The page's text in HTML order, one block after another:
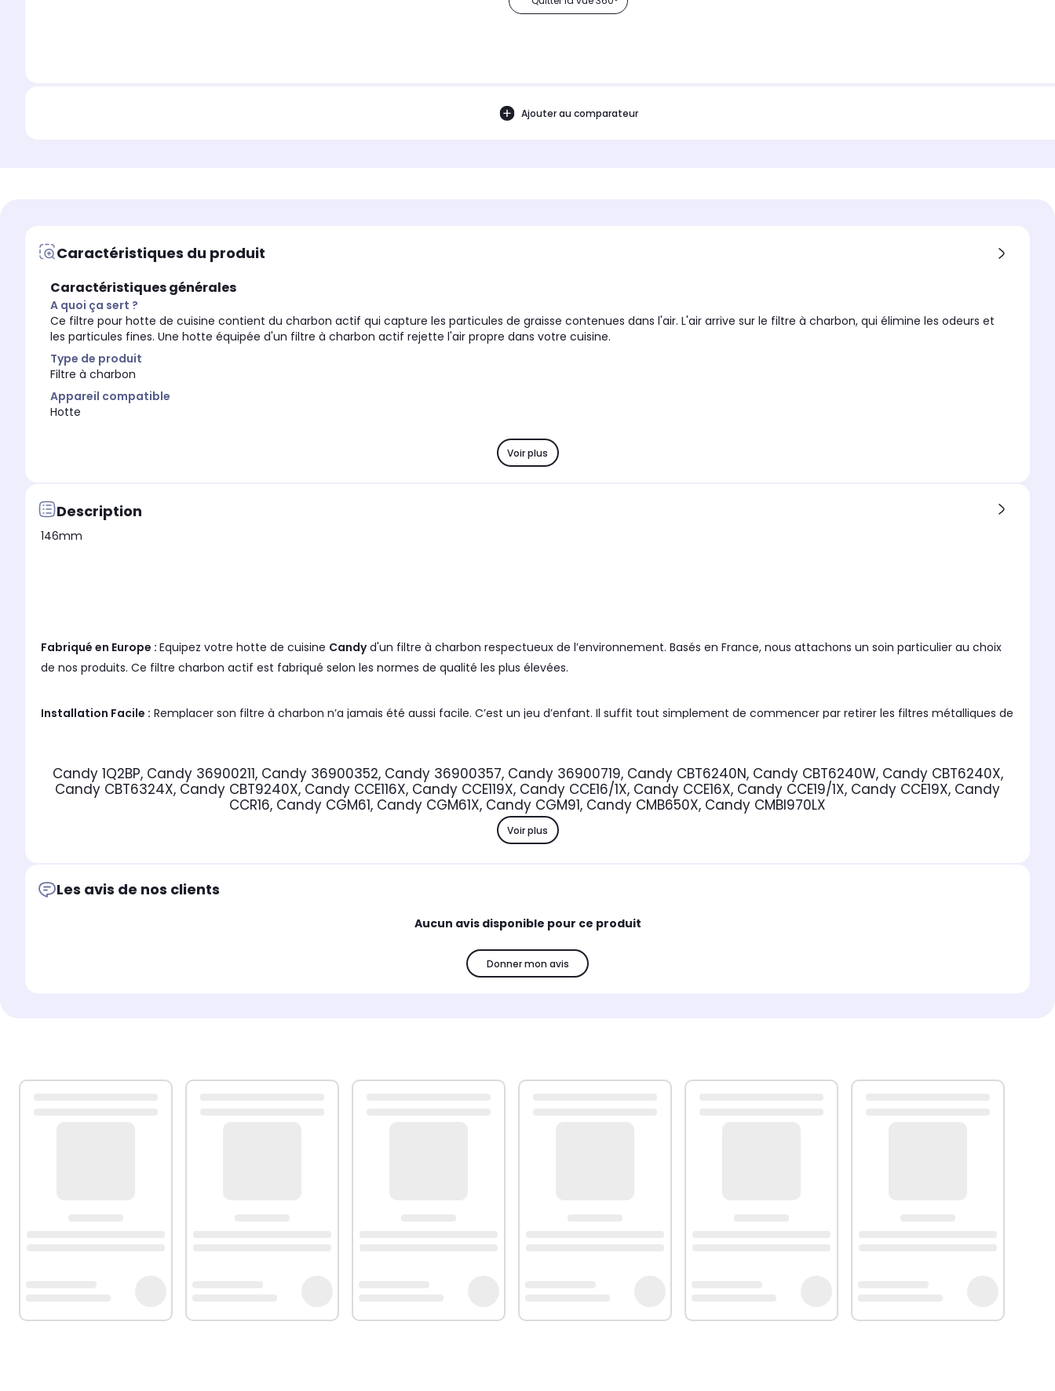
Ajouter au comparateur
Caractéristiques du produit
Caractéristiques générales
A quoi ça sert ?
Ce filtre pour hotte de cuisine contient du charbon actif qui capture les particules de graisse contenues dans l'air. L'air arrive sur le filtre à charbon, qui élimine les odeurs et
les particules fines. Une hotte équipée d'un filtre à charbon actif rejette l'air propre dans votre cuisine.
Type de produit
Filtre à charbon
Appareil compatible
Hotte
Voir plus
Description
146mm
Fabriqué en Europe : Equipez votre hotte de cuisine Candyd'un filtre à charbon respectueux de l’environnement. Basés en France, nous attachons un soin particulier au choix
de nos produits. Ce filtre charbon actif est fabriqué selon les normes de qualité les plus élevées.
Installation Facile : Remplacer son filtre à charbon n’a jamais été aussi facile. C’est un jeu d’enfant. Il suffit tout simplement de commencer par retirer les filtres métalliques de
Fonctionnement
otre filtre contient du charbon actif qui capture les particules de graisse contenues dans l’air. L’air arrive sur le filtre à charbon, qui élimine les odeurs et les particules fines. Une
Candy
vous permet d’avoir une cuisine bien aérée dans laquelle il fait bon respirer.
Pour garantir un fonctionnement optimal, remplacez ce filtre tous les 4 à 6 mois selon votre utilisation.
Candy 1Q2BP, Candy 36900211, Candy 36900352, Candy 36900357, Candy 36900719, Candy CBT6240N, Candy CBT6240W, Candy CBT6240X,
Candy CBT6324X, Candy CBT9240X, Candy CCE116X, Candy CCE119X, Candy CCE16/1X, Candy CCE16X, Candy CCE19/1X, Candy CCE19X, Candy
CCR16, Candy CGM61, Candy CGM61X, Candy CGM91, Candy CMB650X, Candy CMBI970LX
Voir plus
Les avis de nos clients
Aucun avis disponible pour ce produit
Donner mon avis